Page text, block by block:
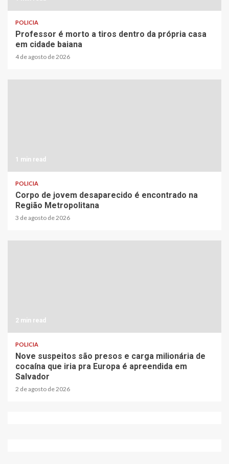
POLICIA
Professor é morto a tiros dentro da própria casa
em cidade baiana
4 de agosto de 2026
1 min read
POLICIA
Corpo de jovem desaparecido é encontrado na
Região Metropolitana
3 de agosto de 2026
2 min read
POLICIA
Nove suspeitos são presos e carga milionária de
cocaína que iria pra Europa é apreendida em
Salvador
2 de agosto de 2026